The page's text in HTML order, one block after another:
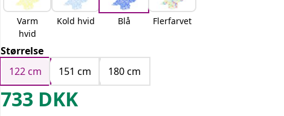
Varm
hvid
Kold hvid Blå Flerfarvet
Størrelse
122 cm
151 cm 180 cm
733 DKK